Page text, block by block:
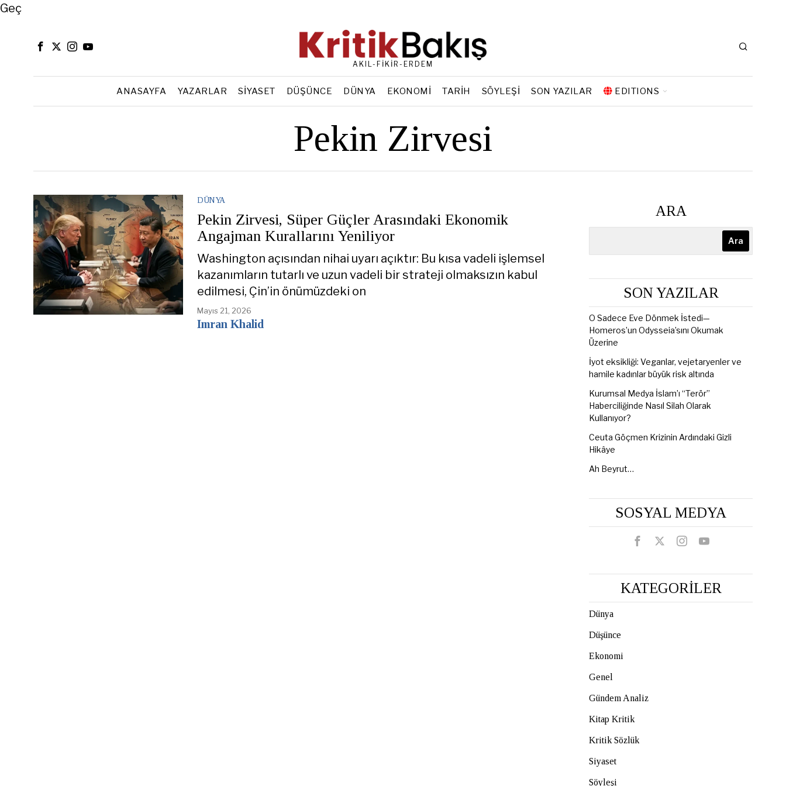
Close
Geç
AKIL-FİKİR-ERDEM
ANASAYFA YAZARLAR SIYASET DÜŞÜNCE DÜNYA EKONOMI TARIH SÖYLEŞI SON YAZILAR EDITIONS
Pekin Zirvesi
DÜNYA
Pekin Zirvesi, Süper Güçler Arasındaki Ekonomik
Angajman Kurallarını Yeniliyor
Washington açısından nihai uyarı açıktır: Bu kısa vadeli işlemsel
kazanımların tutarlı ve uzun vadeli bir strateji olmaksızın kabul
edilmesi, Çin’in önümüzdeki on
Mayıs 21, 2026
Imran Khalid
ARA
Ara
SON YAZILAR
O Sadece Eve Dönmek İstedi—
Homeros’un Odysseia’sını Okumak
Üzerine
İyot eksikliği: Veganlar, vejetaryenler ve
hamile kadınlar büyük risk altında
Kurumsal Medya İslam’ı “Terör”
Haberciliğinde Nasıl Silah Olarak
Kullanıyor?
Ceuta Göçmen Krizinin Ardındaki Gizli
Hikâye
Ah Beyrut…
SOSYAL MEDYA
KATEGORİLER
Dünya
Düşünce
Ekonomi
Genel
Gündem Analiz
Kitap Kritik
Kritik Sözlük
Siyaset
Söyleşi